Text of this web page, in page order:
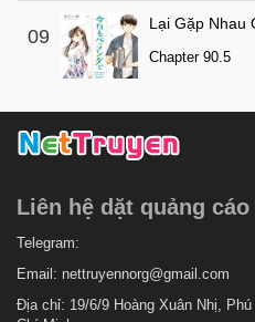
Chapter 761
Chapter 760
Chapter 758
Chapter 756 2
Chapter 755
Chapter 754
09
Lại Gặp Nhau
Chapter 90.5
Liên hệ dặt quảng cáo
Telegram:
Email: nettruyennorg@gmail.com
Địa chỉ: 19/6/9 Hoàng Xuân Nhị,